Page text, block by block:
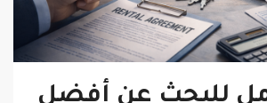
للبحث عن أفضل